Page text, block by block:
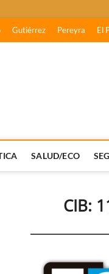
Gutiérrez Pereyra El
SALUD/ECO
CIB: